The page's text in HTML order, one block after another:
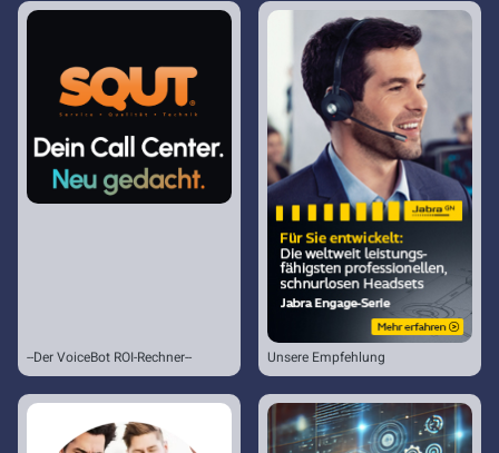
--Der VoiceBot ROI-Rechner-- Unsere Empfehlung